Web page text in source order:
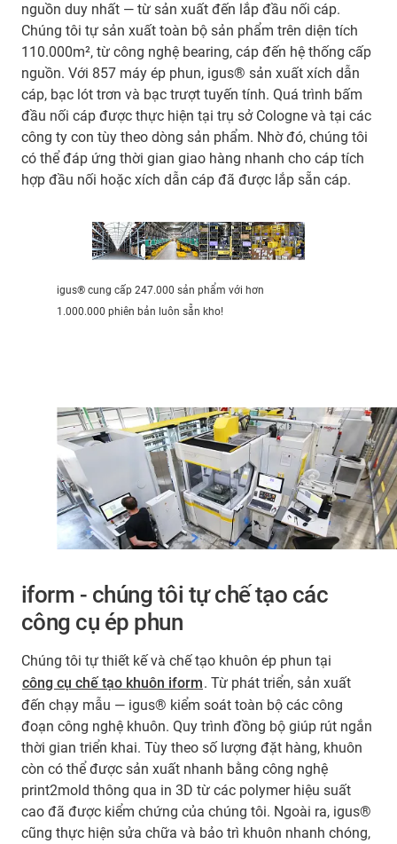
nguồn duy nhất — từ sản xuất đến lắp đầu nối cáp.
Chúng tôi tự sản xuất toàn bộ sản phẩm trên diện tích
110.000m², từ công nghệ bearing, cáp đến hệ thống cấp
nguồn. Với 857 máy ép phun, igus® sản xuất xích dẫn
cáp, bạc lót trơn và bạc trượt tuyến tính. Quá trình bấm
đầu nối cáp được thực hiện tại trụ sở Cologne và tại các
công ty con tùy theo dòng sản phẩm. Nhờ đó, chúng tôi
có thể đáp ứng thời gian giao hàng nhanh cho cáp tích
hợp đầu nối hoặc xích dẫn cáp đã được lắp sẵn cáp.
igus® cung cấp 247.000 sản phẩm với hơn
1.000.000 phiên bản luôn sẵn kho!
iform - chúng tôi tự chế tạo các
công cụ ép phun
Chúng tôi tự thiết kế và chế tạo khuôn ép phun tại
công cụ chế tạo khuôn iform. Từ phát triển, sản xuất
đến chạy mẫu — igus® kiểm soát toàn bộ các công
đoạn công nghệ khuôn. Quy trình đồng bộ giúp rút ngắn
thời gian triển khai. Tùy theo số lượng đặt hàng, khuôn
còn có thể được sản xuất nhanh bằng công nghệ
print2mold thông qua in 3D từ các polymer hiệu suất
cao đã được kiểm chứng của chúng tôi. Ngoài ra, igus®
cũng thực hiện sửa chữa và bảo trì khuôn nhanh chóng,